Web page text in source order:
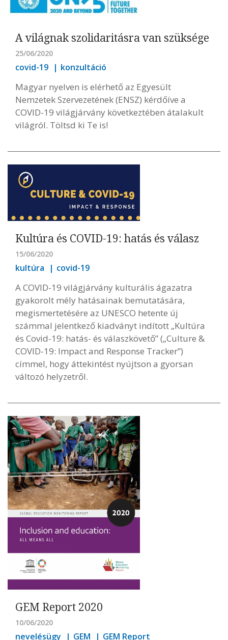
A világnak szolidaritásra van szüksége
25/06/2020
covid-19 konzultáció
Magyar nyelven is elérhető az Egyesült
Nemzetek Szervezetének (ENSZ) kérdőíve a
COVID-19 világjárvány következtében átalakult
világról. Töltsd ki Te is!
Kultúra és COVID-19: hatás és válasz
15/06/2020
kultúra covid-19
A COVID-19 világjárvány kulturális ágazatra
gyakorolt mély hatásainak bemutatására,
megismertetésére az UNESCO hetente új
számmal jelentkező kiadványt indított „Kultúra
és Covid-19: hatás- és válaszkövető” („Culture &
COVID-19: Impact and Response Tracker”)
címmel, hogy áttekintést nyújtson a gyorsan
változó helyzetről.
GEM Report 2020
10/06/2020
nevelésügy GEM GEM Report